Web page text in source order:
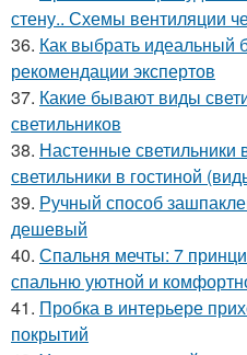
стену.. Схемы вентиляции
36. Как выбрать идеальный
рекомендации экспертов
37. Какие бывают виды
светильников
38. Настенные светильники
светильники в гостиной
39. Ручный способ
дешевый
40. Спальня мечты: 7
спальню уютной и
41. Пробка в интерьере
покрытий